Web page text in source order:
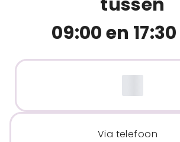
09:00 en
Via telefoon